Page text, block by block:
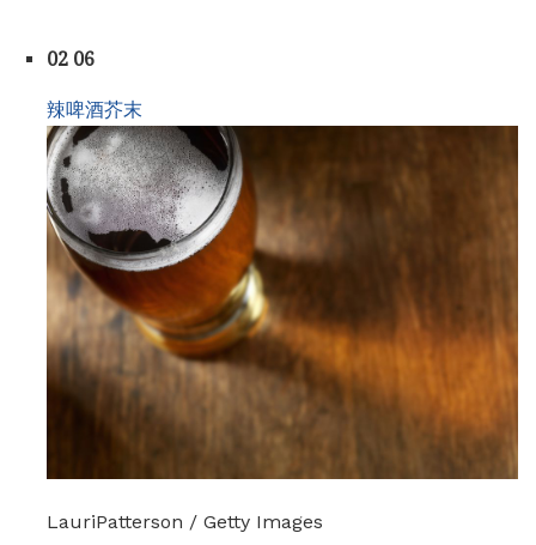
02 06
辣啤酒芥末
LauriPatterson / Getty Images